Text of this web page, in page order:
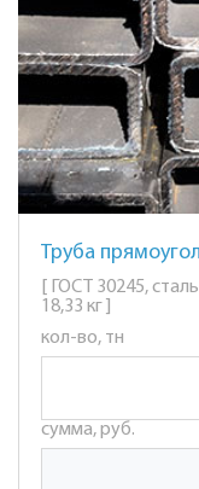
Труба
[ ГОСТ 30245,
18,33 кг ]
кол-во, тн
сумма, руб.